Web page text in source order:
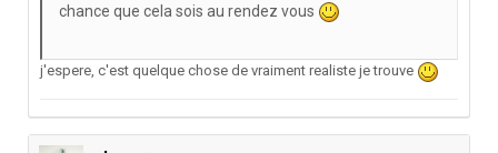
chance que cela sois au rendez vous
j'espere, c'est quelque chose de vraiment realiste je trouve